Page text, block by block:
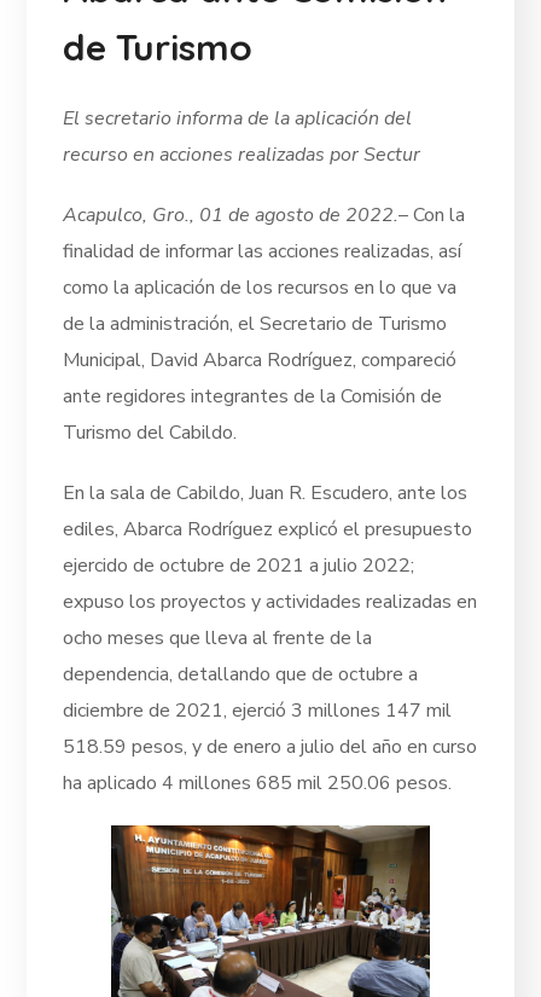
de Turismo
El secretario informa de la aplicación del
recurso en acciones realizadas por Sectur
Acapulco, Gro., 01 de agosto de 2022.– Con la
finalidad de informar las acciones realizadas, así
como la aplicación de los recursos en lo que va
de la administración, el Secretario de Turismo
Municipal, David Abarca Rodríguez, compareció
ante regidores integrantes de la Comisión de
Turismo del Cabildo.
En la sala de Cabildo, Juan R. Escudero, ante los
ediles, Abarca Rodríguez explicó el presupuesto
ejercido de octubre de 2021 a julio 2022;
expuso los proyectos y actividades realizadas en
ocho meses que lleva al frente de la
dependencia, detallando que de octubre a
diciembre de 2021, ejerció 3 millones 147 mil
518.59 pesos, y de enero a julio del año en curso
ha aplicado 4 millones 685 mil 250.06 pesos.